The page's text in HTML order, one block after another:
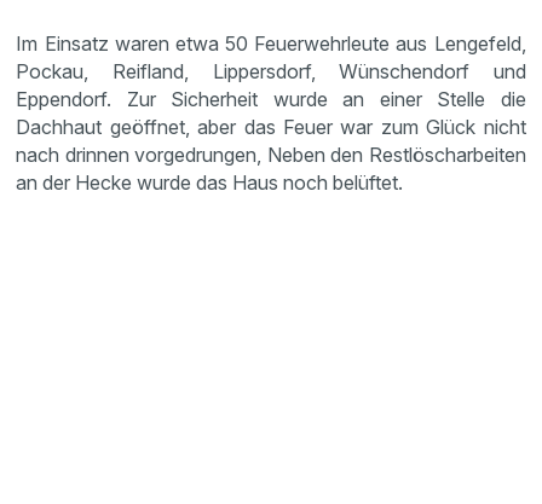
Im Einsatz waren etwa 50 Feuerwehrleute aus Lengefeld,
Pockau, Reifland, Lippersdorf, Wünschendorf und
Eppendorf. Zur Sicherheit wurde an einer Stelle die
Dachhaut geöffnet, aber das Feuer war zum Glück nicht
nach drinnen vorgedrungen, Neben den Restlöscharbeiten
an der Hecke wurde das Haus noch belüftet.